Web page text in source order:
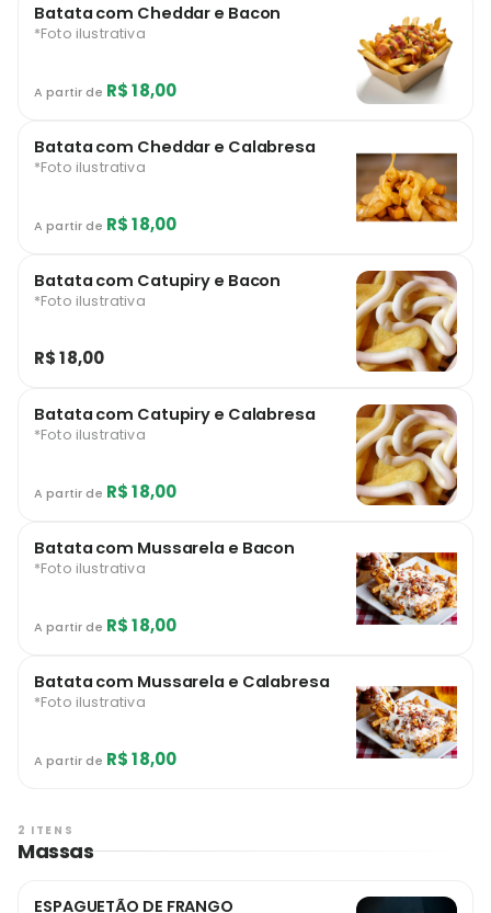
Batata com Cheddar e Bacon
*Foto ilustrativa
A partir de R$ 18,00
Batata com Cheddar e Calabresa
*Foto ilustrativa
A partir de R$ 18,00
Batata com Catupiry e Bacon
*Foto ilustrativa
R$ 18,00
Batata com Catupiry e Calabresa
*Foto ilustrativa
A partir de R$ 18,00
Batata com Mussarela e Bacon
*Foto ilustrativa
A partir de R$ 18,00
Batata com Mussarela e Calabresa
*Foto ilustrativa
A partir de R$ 18,00
2 ITENS
Massas
ESPAGUETÃO DE FRANGO